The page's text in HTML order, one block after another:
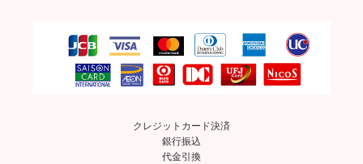
クレジットカード決済
銀行振込
代金引換